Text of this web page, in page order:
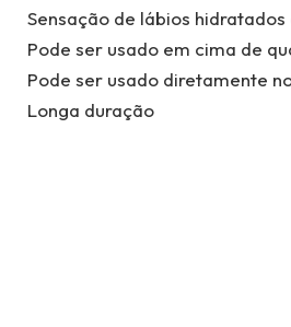
Sensação de lábios
Pode ser usado em cima de
Pode ser usado diretamente
Longa duração